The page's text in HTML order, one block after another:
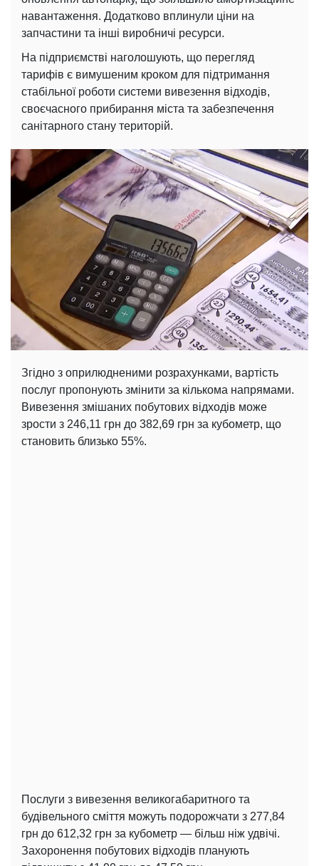
навантаження. Додатково вплинули ціни на
запчастини та інші виробничі ресурси.
На підприємстві наголошують, що перегляд
тарифів є вимушеним кроком для підтримання
стабільної роботи системи вивезення відходів,
своєчасного прибирання міста та забезпечення
санітарного стану територій.
Згідно з оприлюдненими розрахунками, вартість
послуг пропонують змінити за кількома напрямами.
Вивезення змішаних побутових відходів може
зрости з 246,11 грн до 382,69 грн за кубометр, що
становить близько 55%.
Послуги з вивезення великогабаритного та
будівельного сміття можуть подорожчати з 277,84
грн до 612,32 грн за кубометр — більш ніж удвічі.
Захоронення побутових відходів планують